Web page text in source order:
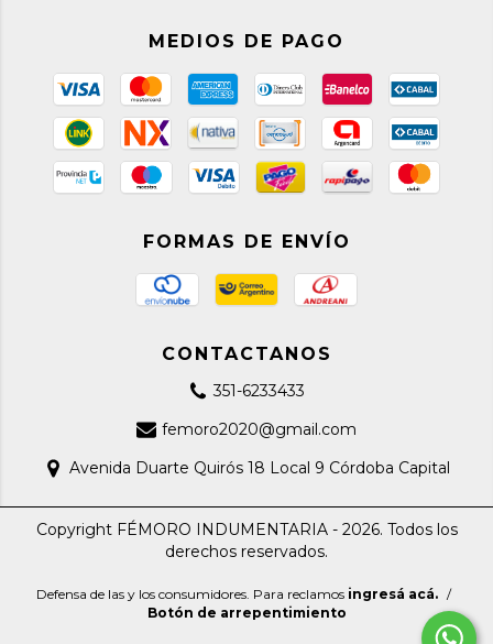
MEDIOS DE PAGO
FORMAS DE ENVÍO
CONTACTANOS
351-6233433
femoro2020@gmail.com
Avenida Duarte Quirós 18 Local 9 Córdoba Capital
Copyright FÉMORO INDUMENTARIA - 2026. Todos los
derechos reservados.
Defensa de las y los consumidores. Para reclamos ingresá acá. /
Botón de arrepentimiento